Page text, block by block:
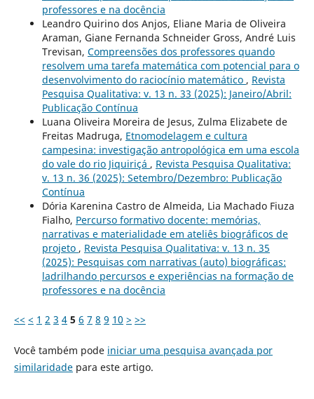
professores e na docência
Leandro Quirino dos Anjos, Eliane Maria de Oliveira
Araman, Giane Fernanda Schneider Gross, André Luis
Trevisan, Compreensões dos professores quando
resolvem uma tarefa matemática com potencial para o
desenvolvimento do raciocínio matemático , Revista
Pesquisa Qualitativa: v. 13 n. 33 (2025): Janeiro/Abril:
Publicação Contínua
Luana Oliveira Moreira de Jesus, Zulma Elizabete de
Freitas Madruga, Etnomodelagem e cultura
campesina: investigação antropológica em uma escola
do vale do rio Jiquiriçá , Revista Pesquisa Qualitativa:
v. 13 n. 36 (2025): Setembro/Dezembro: Publicação
Contínua
Dória Karenina Castro de Almeida, Lia Machado Fiuza
Fialho, Percurso formativo docente: memórias,
narrativas e materialidade em ateliês biográficos de
projeto , Revista Pesquisa Qualitativa: v. 13 n. 35
(2025): Pesquisas com narrativas (auto) biográficas:
ladrilhando percursos e experiências na formação de
professores e na docência
<< < 1 2 3 4 5 6 7 8 9 10 > >>
Você também pode iniciar uma pesquisa avançada por
similaridadepara este artigo.